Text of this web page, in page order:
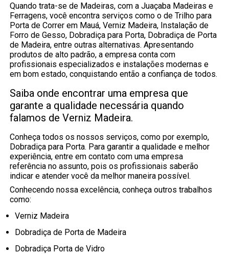
Quando trata-se de Madeiras, com a Juaçaba Madeiras e
Ferragens, você encontra serviços como o de Trilho para
Porta de Correr em Mauá, Verniz Madeira, Instalação de
Forro de Gesso, Dobradiça para Porta, Dobradiça de Porta
de Madeira, entre outras alternativas. Apresentando
produtos de alto padrão, a empresa conta com
profissionais especializados e instalações modernas e
em bom estado, conquistando então a confiança de todos.
Saiba onde encontrar uma empresa que
garante a qualidade necessária quando
falamos de Verniz Madeira.
Conheça todos os nossos serviços, como por exemplo,
Dobradiça para Porta. Para garantir a qualidade e melhor
experiência, entre em contato com uma empresa
referência no assunto, pois os profissionais saberão
indicar e atender você da melhor maneira possível.
Conhecendo nossa excelência, conheça outros trabalhos
como:
Verniz Madeira
Dobradiça de Porta de Madeira
Dobradiça Porta de Vidro